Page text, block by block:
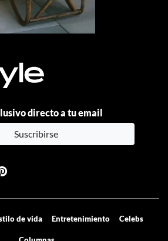
directo a tu email
Suscribirse
de vida Entretenimiento Celebs